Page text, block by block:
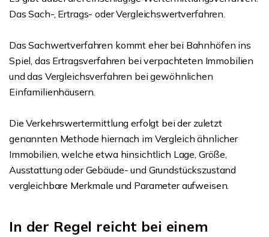
Das Sach-, Ertrags- oder Vergleichswertverfahren.
Das Sachwertverfahren kommt eher bei Bahnhöfen ins
Spiel, das Ertragsverfahren bei verpachteten Immobilien
und das Vergleichsverfahren bei gewöhnlichen
Einfamilienhäusern.
Die Verkehrswertermittlung erfolgt bei der zuletzt
genannten Methode hiernach im Vergleich ähnlicher
Immobilien, welche etwa hinsichtlich Lage, Größe,
Ausstattung oder Gebäude- und Grundstückszustand
vergleichbare Merkmale und Parameter aufweisen.
In der Regel reicht bei einem